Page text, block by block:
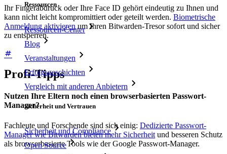
Ressourcen
Ressourcen-Center
Blog
Veranstaltungen
Erfolgsgeschichten
Vergleich mit anderen Anbietern
Sicherheit und Vertrauen
Sicherheit und Compliance
Open Source
Ihr Fingerabdruck oder Ihre Face ID gehört eindeutig zu Ihnen und
kann nicht leicht kompromittiert oder geteilt werden. Biometrische
Anmeldung aktivieren um Ihren Bitwarden-Tresor sofort und sicher
zu entsperren.
Profi-Tipps
Nutzen Ihre Eltern noch einen browserbasierten Passwort-
Manager?
Fachleute und Forschende sind sich einig: Dedizierte Passwort-
Manager wie Bitwarden bieten mehr Sicherheit und besseren Schutz
als browserbasierte Tools wie der Google Passwort-Manager.